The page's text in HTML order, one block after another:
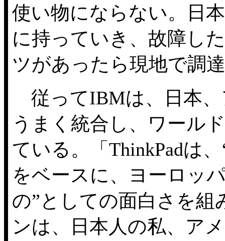
使い物にならない。日
に持っていき、故障し
ツがあったら現地で調
従ってIBMは、日本、
うまく統合し、ワール
ている。「ThinkPadは
をベースに、ヨーロッ
の”としての面白さを組
ンは、日本人の私、ア